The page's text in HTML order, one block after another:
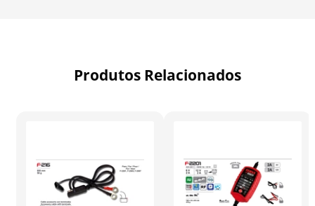
Produtos Relacionados